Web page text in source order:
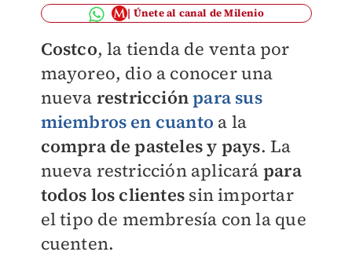
Únete al canal de Milenio
Costco, la tienda de venta por
mayoreo, dio a conocer una
nueva restricciónpara sus
miembros en cuanto a la
compra de pasteles y pays. La
nueva restricción aplicará para
todos los clientes sin importar
el tipo de membresía con la que
cuenten.